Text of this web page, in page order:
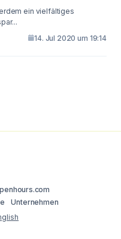
ein vielfältiges
14. Jul 2020 um 19:14
Unternehmen